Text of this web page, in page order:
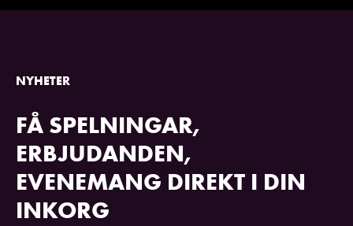
NYHETER
FÅ SPELNINGAR,
ERBJUDANDEN,
EVENEMANG DIREKT I DIN
INKORG